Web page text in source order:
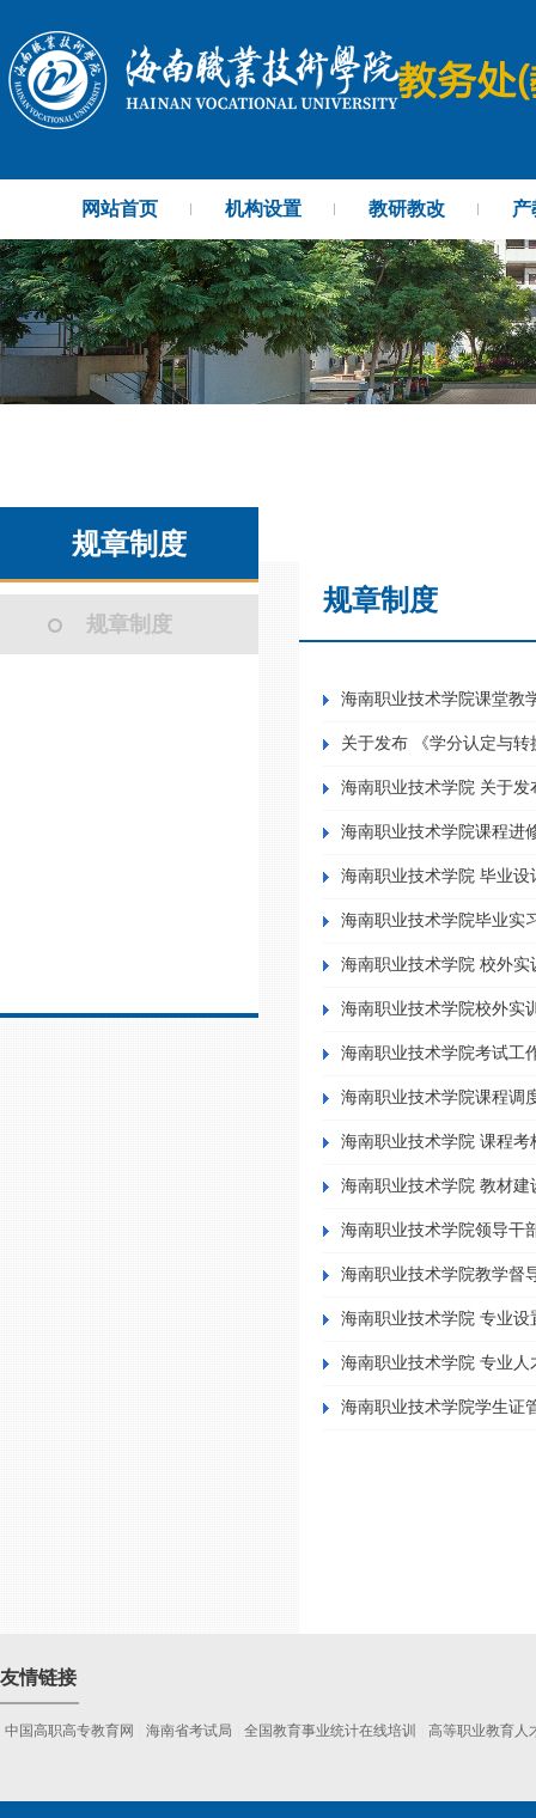
网站首页 机构设置 教研教改 产
规章制度
规章制度
规章制度
海南职业技术学院课堂教
关于发布 《学分认定与
海南职业技术学院 关于
海南职业技术学院课程进
海南职业技术学院 毕业
海南职业技术学院毕业实
海南职业技术学院 校外
海南职业技术学院校外实
海南职业技术学院考试工
海南职业技术学院课程调
海南职业技术学院 课程考
海南职业技术学院 教材
海南职业技术学院领导干
海南职业技术学院教学督
海南职业技术学院 专业
海南职业技术学院 专业
海南职业技术学院学生证
友情链接
中国高职高专教育网 海南省考试局 全国教育事业统计在线培训 高等职业教育人